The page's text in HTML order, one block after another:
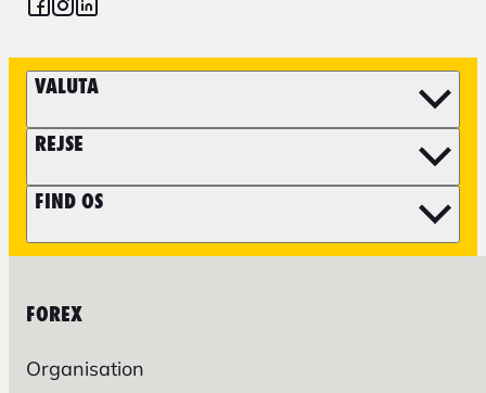
VALUTA
REJSE
FIND OS
FOREX
Organisation